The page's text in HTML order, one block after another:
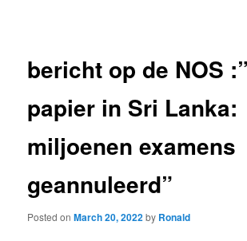
bericht op de NOS
papier in Sri Lanka:
miljoenen examens
geannuleerd”
Posted onMarch 20, 2022by Ronald